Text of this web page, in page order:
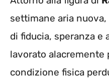
settimane aria
di fiducia, speranza e
lavorato alacremente
condizione fisica